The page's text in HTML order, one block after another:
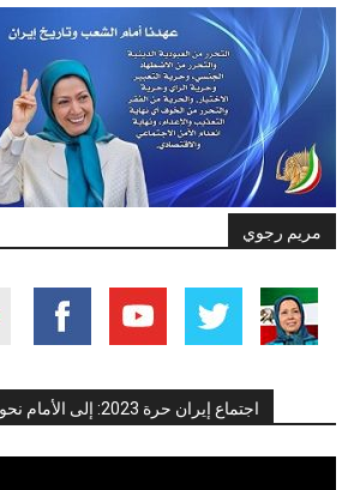
مريم رجوي
اجتماع إيران حرة 2023: إلى الأمام نحو جمهورية ديمقراطية